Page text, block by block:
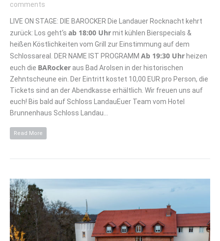
comments
LIVE ON STAGE: DIE BAROCKER Die Landauer Rocknacht kehrt
zurück: Los geht‘s ab 18:00 Uhrmit kühlen Bierspecials &
heißen Köstlichkeiten vom Grill zur Einstimmung auf dem
Schlossareal. DER NAME IST PROGRAMM Ab 19:30 Uhr heizen
euch die BARocker aus Bad Arolsen in der historischen
Zehntscheune ein. Der Eintritt kostet 10,00 EUR pro Person, die
Tickets sind an der Abendkasse erhältlich. Wir freuen uns auf
euch! Bis bald auf Schloss LandauEuer Team vom Hotel
Brunnenhaus Schloss Landau…
Read More